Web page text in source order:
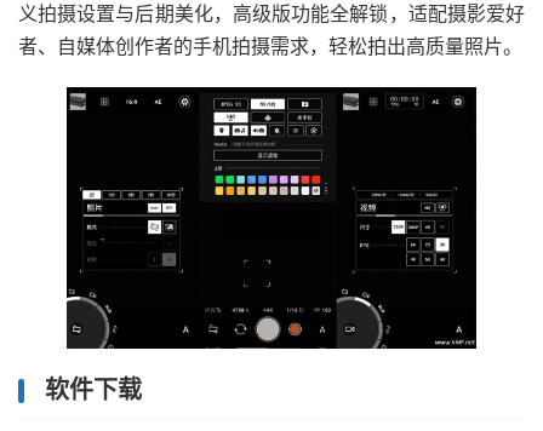
义拍摄设置与后期美化，高级版功能全解锁，适配摄影爱好
者、自媒体创作者的手机拍摄需求，轻松拍出高质量照片。
软件下载